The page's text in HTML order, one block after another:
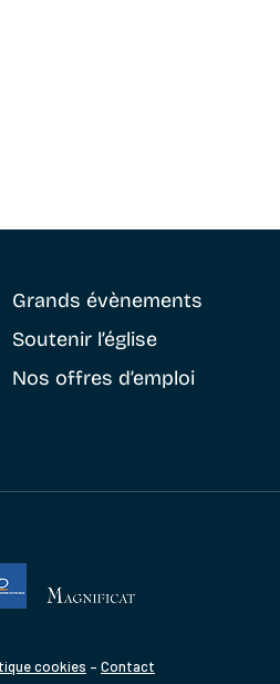
Grands évènements
Soutenir l’église
Nos offres d’emploi
cookies – Contact